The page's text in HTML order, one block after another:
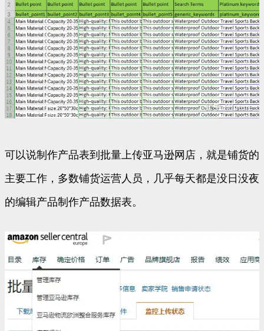
可以说制作产品表到批量上传亚马逊网店，就是铺货的
主要工作，多数铺货运营人员，几乎每天都是没日没夜
的编辑产品制作产品数据表。